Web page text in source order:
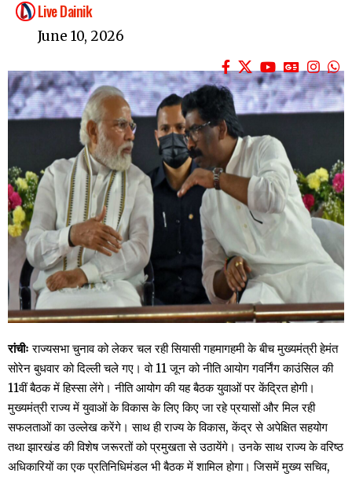
Live Dainik
June 10, 2026
रांचीः राज्यसभा चुनाव को लेकर चल रही सियासी गहमागहमी के बीच मुख्यमंत्री हेमंत
सोरेन बुधवार को दिल्ली चले गए। वो 11 जून को नीति आयोग गवर्निंग काउंसिल की
11वीं बैठक में हिस्सा लेंगे। नीति आयोग की यह बैठक युवाओं पर केंद्रित होगी।
मुख्यमंत्री राज्य में युवाओं के विकास के लिए किए जा रहे प्रयासों और मिल रही
सफलताओं का उल्लेख करेंगे। साथ ही राज्य के विकास, केंद्र से अपेक्षित सहयोग
तथा झारखंड की विशेष जरूरतों को प्रमुखता से उठायेंगे। उनके साथ राज्य के वरिष्ठ
अधिकारियों का एक प्रतिनिधिमंडल भी बैठक में शामिल होगा। जिसमें मुख्य सचिव,